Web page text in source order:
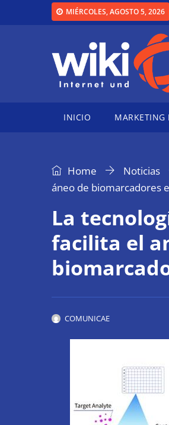
MIÉRCOLES, AGOSTO 5, 2026
INICIO MARKETING
Home Noticias
áneo de biomarcadores
La
facilita el
COMUNICAE